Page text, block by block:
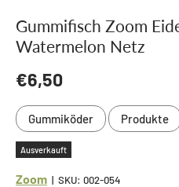
Gummifisch Zoom
Watermelon Netz
Normaler Preis
€6,50
Gummiköder Produkte
Ausverkauft
Zoom | SKU: 002-054